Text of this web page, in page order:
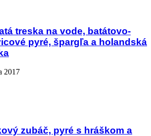
treska na vode, batátovo-
pyré, špargľa a holandská
2017
zubáč, pyré s hráškom a